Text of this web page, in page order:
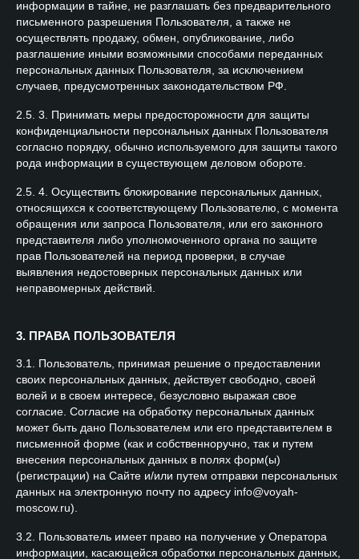
информации в тайне, не разглашать без предварительного
письменного разрешения Пользователя, а также не
осуществлять продажу, обмен, опубликование, либо
разглашение иными возможными способами переданных
персональных данных Пользователя, за исключением
случаев, предусмотренных законодательством РФ.
2.5. 3. Принимать меры предосторожности для защиты
конфиденциальности персональных данных Пользователя
согласно порядку, обычно используемого для защиты такого
рода информации в существующем деловом обороте.
2.5. 4. Осуществить блокирование персональных данных,
относящихся к соответствующему Пользователю, с момента
обращения или запроса Пользователя, или его законного
представителя либо уполномоченного органа по защите
прав Пользователей на период проверки, в случае
выявления недостоверных персональных данных или
неправомерных действий.
3. ПРАВА ПОЛЬЗОВАТЕЛЯ
3.1. Пользователь, принимая решение о предоставлении
своих персональных данных, действует свободно, своей
волей и в своем интересе, безусловно выражая свое
согласие. Согласие на обработку персональных данных
может быть дано Пользователем или его представителем в
письменной форме (как и собственноручно, так и путем
внесения персональных данных в полях форм(ы)
(регистрации) на Сайте и/или путем отправки персональных
данных на электронную почту по адресу info@voyah-
moscow.ru).
3.2. Пользователь имеет право на получение у Оператора
информации, касающейся обработки персональных данных,